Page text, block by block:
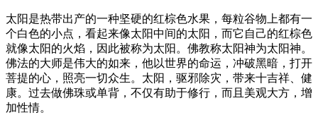
太阳是热带出产的一种坚硬的红棕色水果，每粒谷物上都有一
个白色的小点，看起来像太阳中间的太阳，而它自己的红棕色
就像太阳的火焰，因此被称为太阳。佛教称太阳神为太阳神。
佛法的大师是伟大的如来，他以世界的命运，冲破黑暗，打开
菩提的心，照亮一切众生。太阳，驱邪除灾，带来十吉祥、健
康。过去做佛珠或单背，不仅有助于修行，而且美观大方，增
加性情。